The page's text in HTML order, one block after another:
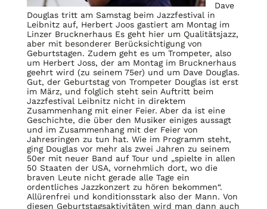
Dave
Douglas tritt am Samstag beim Jazzfestival in
Leibnitz auf, Herbert Joos gastiert am Montag im
Linzer Brucknerhaus Es geht hier um Qualitätsjazz,
aber mit besonderer Berücksichtigung von
Geburtstagen. Zudem geht es um Trompeter, also
um Herbert Joss, der am Montag im Brucknerhaus
geehrt wird (zu seinem 75er) und um Dave Douglas.
Gut, der Geburtstag von Trompeter Douglas ist erst
im März, und folglich steht sein Auftritt beim
Jazzfestival Leibnitz nicht in direktem
Zusammenhang mit einer Feier. Aber da ist eine
Geschichte, die über den Musiker einiges aussagt
und im Zusammenhang mit der Feier von
Jahresringen zu tun hat. Wie im Programm steht,
ging Douglas vor mehr als zwei Jahren zu seinem
50er mit neuer Band auf Tour und „spielte in allen
50 Staaten der USA, vornehmlich dort, wo die
braven Leute nicht gerade alle Tage ein
ordentliches Jazzkonzert zu hören bekommen“.
Allürenfrei und konditionsstark also der Mann. Von
diesen Geburtstagsaktivitäten wird man dann auch